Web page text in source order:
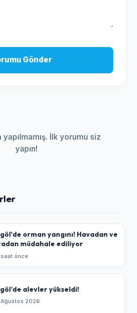
Gönder
yapılmamış. İlk yorumu siz
yapın!
orman yangını! Havadan ve
müdahale ediliyor
önce
alevler yükseldi!
2026